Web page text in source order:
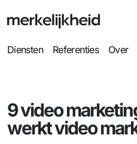
Diensten Referenties Over
9 video
werkt video